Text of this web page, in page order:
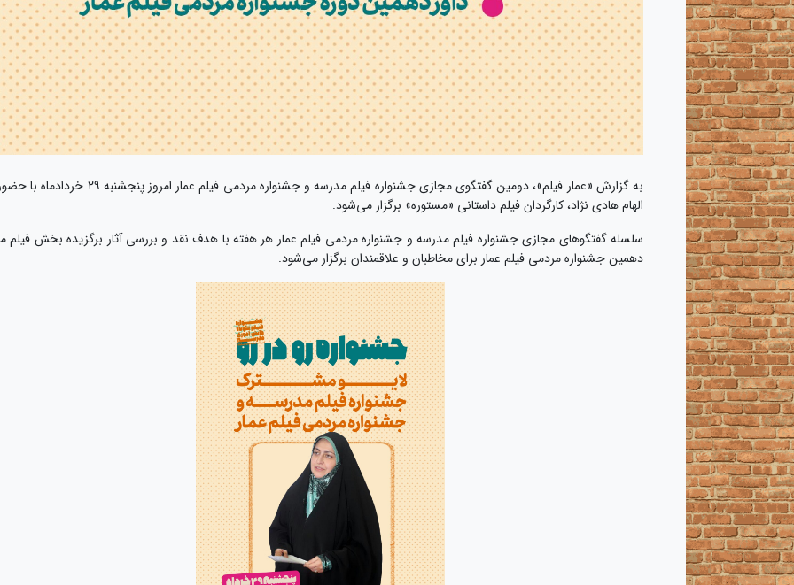
به گزارش «عمار فیلم»، دومین گفتگوی مجازی جشنواره فیلم مدرسه و جشنواره مردمی فیلم عمار امروز پنجشنبه ۲۹
الهام هادی نژاد، کارگردان فیلم داستانی «مستوره» برگزار می‌شود.
سلسله گفتگوهای مجازی جشنواره فیلم مدرسه و جشنواره مردمی فیلم عمار هر هفته با هدف نقد و بررسی آثار برگزیده بخش فیلم
دهمین جشنواره مردمی فیلم عمار برای مخاطبان و علاقمندان برگزار می‌شود.